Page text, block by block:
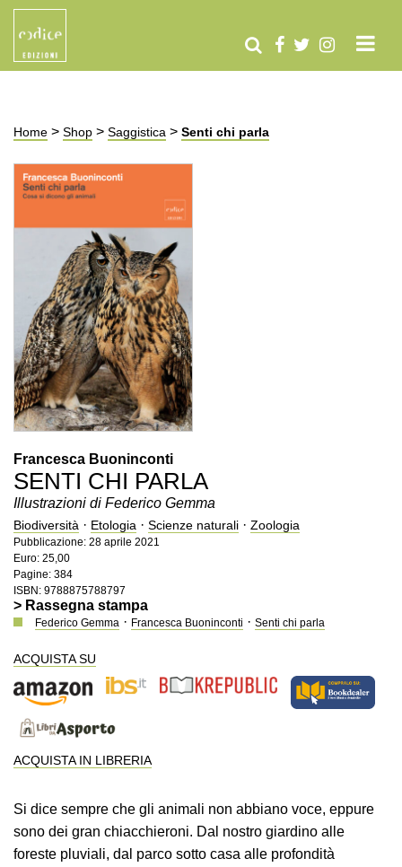
Home > Shop > Saggistica > Senti chi parla
Francesca Buoninconti
SENTI CHI PARLA
Illustrazioni di Federico Gemma
Biodiversità · Etologia · Scienze naturali · Zoologia
Pubblicazione: 28 aprile 2021
Euro: 25,00
Pagine: 384
ISBN: 9788875788797
> Rassegna stampa
Federico Gemma · Francesca Buoninconti · Senti chi parla
ACQUISTA SU
ACQUISTA IN LIBRERIA
Si dice sempre che gli animali non abbiano voce, eppure
sono dei gran chiacchieroni. Dal nostro giardino alle
foreste pluviali, dal parco sotto casa alle profondità